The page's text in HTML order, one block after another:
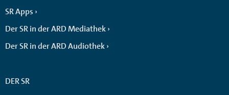
SR Apps
Der SR in der ARD Mediathek
Der SR in der ARD Audiothek
DER SR